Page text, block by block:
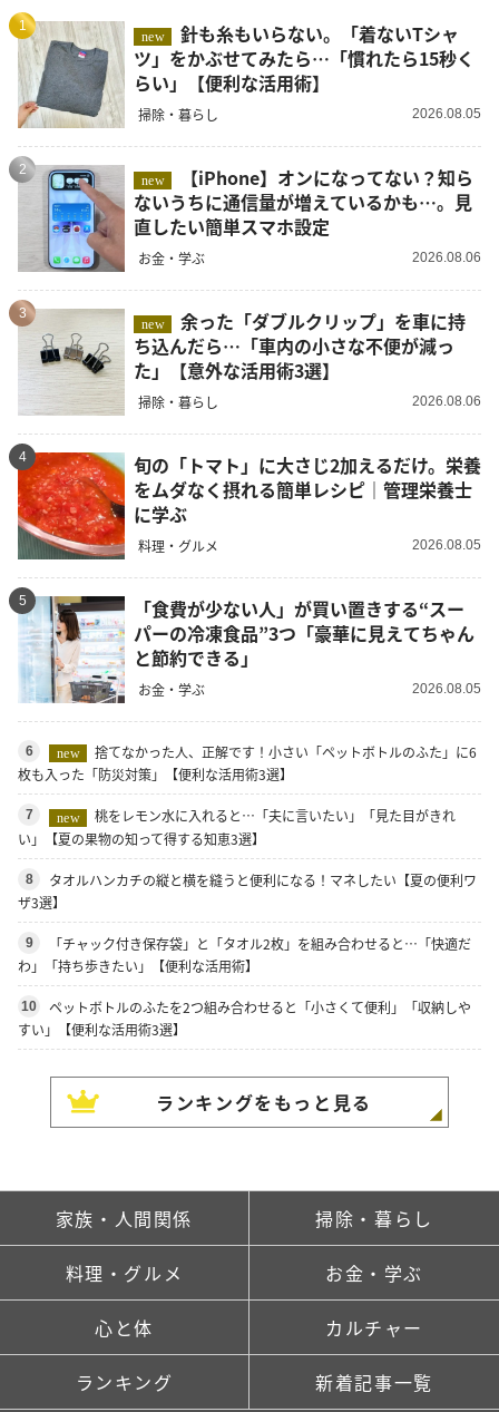
1
new
針も糸もいらない。「着ないTシャ
ツ」をかぶせてみたら…「慣れたら15秒く
らい」【便利な活用術】
掃除・暮らし 2026.08.05
2
new
ないうちに通信量が増えているかも…。見
直したい簡単スマホ設定
お金・学ぶ 2026.08.06
3
new
余った「ダブルクリップ」を車に持
ち込んだら…「車内の小さな不便が減っ
た」【意外な活用術3選】
掃除・暮らし 2026.08.06
4
旬の「トマト」に大さじ2加えるだけ。栄養
をムダなく摂れる簡単レシピ｜管理栄養士
に学ぶ
料理・グルメ 2026.08.05
5
「食費が少ない人」が買い置きする“スー
パーの冷凍食品”3つ「豪華に見えてちゃん
と節約できる」
お金・学ぶ 2026.08.05
6 new
捨てなかった人、正解です！小さい「ペットボトルのふた」に6
枚も入った「防災対策」【便利な活用術3選】
7 new
桃をレモン水に入れると…「夫に言いたい」「見た目がきれ
い」【夏の果物の知って得する知恵3選】
8
タオルハンカチの縦と横を縫うと便利になる！マネしたい【夏の便利ワ
ザ3選】
9
「チャック付き保存袋」と「タオル2枚」を組み合わせると…「快適だ
わ」「持ち歩きたい」【便利な活用術】
10
ペットボトルのふたを2つ組み合わせると「小さくて便利」「収納しや
すい」【便利な活用術3選】
ランキングをもっと見る
家族・人間関係 掃除・暮らし
料理・グルメ お金・学ぶ
心と体 カルチャー
ランキング 新着記事一覧